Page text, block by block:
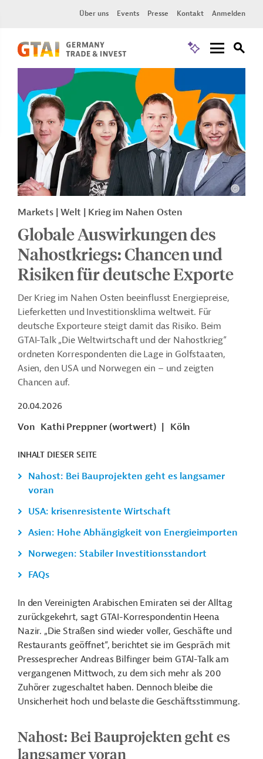
Über uns Events Presse Kontakt Anmelden
Markets | Welt | Krieg im Nahen Osten
Globale Auswirkungen des
Nahostkriegs: Chancen und
Risiken für deutsche Exporte
Der Krieg im Nahen Osten beeinflusst Energiepreise,
Lieferketten und Investitionsklima weltweit. Für
deutsche Exporteure steigt damit das Risiko. Beim
GTAI-Talk „Die Weltwirtschaft und der Nahostkrieg“
ordneten Korrespondenten die Lage in Golfstaaten,
Asien, den USA und Norwegen ein – und zeigten
Chancen auf.
20.04.2026
Von Kathi Preppner (wortwert) Köln
INHALT DIESER SEITE
Nahost: Bei Bauprojekten geht es langsamer
voran
USA: krisenresistente Wirtschaft
Asien: Hohe Abhängigkeit von Energieimporten
Norwegen: Stabiler Investitionsstandort
FAQs
In den Vereinigten Arabischen Emiraten sei der Alltag
zurückgekehrt, sagt GTAI-Korrespondentin Heena
Nazir. „Die Straßen sind wieder voller, Geschäfte und
Restaurants geöffnet“, berichtet sie im Gespräch mit
Pressesprecher Andreas Bilfinger beim GTAI-Talk am
vergangenen Mittwoch, zu dem sich mehr als 200
Zuhörer zugeschaltet haben. Dennoch bleibe die
Unsicherheit hoch und belaste die Geschäftsstimmung.
Nahost: Bei Bauprojekten geht es
langsamer voran